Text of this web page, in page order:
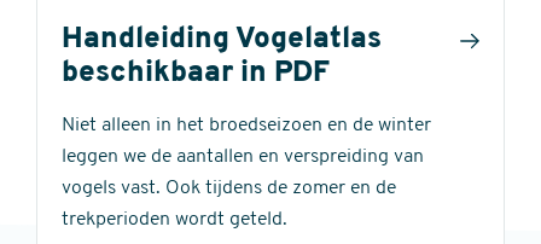
Handleiding Vogelatlas
beschikbaar in PDF
Niet alleen in het broedseizoen en de winter
leggen we de aantallen en verspreiding van
vogels vast. Ook tijdens de zomer en de
trekperioden wordt geteld.